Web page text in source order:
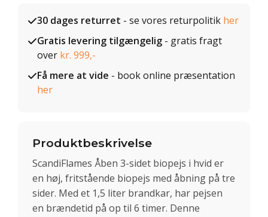
30 dages returret - se vores returpolitik her
Gratis levering tilgængelig - gratis fragt
over kr. 999,-
Få mere at vide - book online præsentation
her
Produktbeskrivelse
ScandiFlames Åben 3-sidet biopejs i hvid er
en høj, fritstående biopejs med åbning på tre
sider. Med et 1,5 liter brandkar, har pejsen
en brændetid på op til 6 timer. Denne